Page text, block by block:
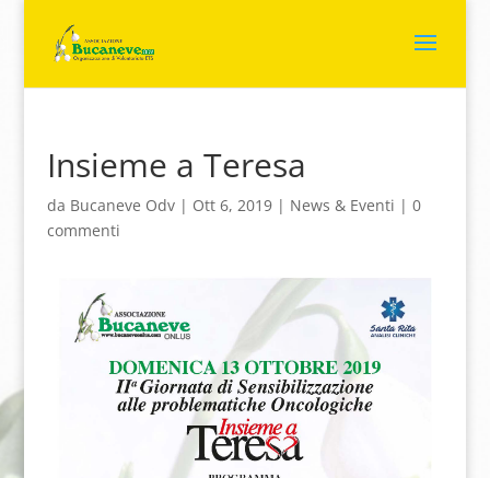
Insieme a Teresa
da Bucaneve Odv| Ott 6, 2019| News & Eventi | 0
commenti